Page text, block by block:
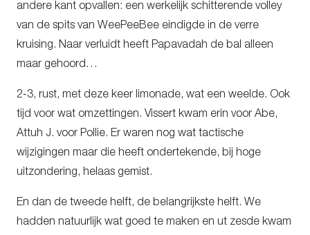
andere kant opvallen: een werkelijk schitterende volley
van de spits van WeePeeBee eindigde in de verre
kruising. Naar verluidt heeft Papavadah de bal alleen
maar gehoord…
2-3, rust, met deze keer limonade, wat een weelde. Ook
tijd voor wat omzettingen. Vissert kwam erin voor Abe,
Attuh J. voor Pollie. Er waren nog wat tactische
wijzigingen maar die heeft ondertekende, bij hoge
uitzondering, helaas gemist.
En dan de tweede helft, de belangrijkste helft. We
hadden natuurlijk wat goed te maken en ut zesde kwam